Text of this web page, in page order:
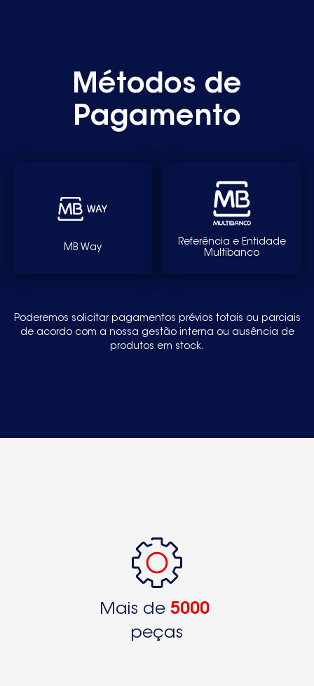
Métodos de
Pagamento
MB Way
Referência e Entidade
Multibanco
Poderemos solicitar pagamentos prévios totais ou parciais
de acordo com a nossa gestão interna ou ausência de
produtos em stock.
Mais de 5000
peças